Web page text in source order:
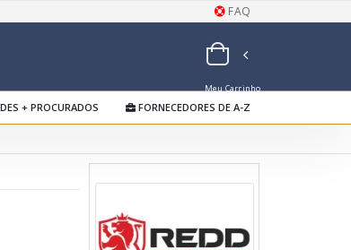
FAQ
Meu Carrinho
de Orçamentos
+ PROCURADOS FORNECEDORES DE A-Z